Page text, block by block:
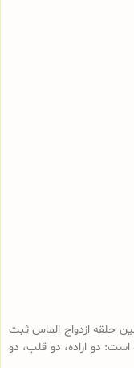
زمان تراش نخورده بودند. اولین حلقه ازدواج الماس ثبت
که در مورد عروسی دو فرد ایتالیایی در سال 1475 سروده شده است چنین آمده است: دو اراده، دو قلب، دو